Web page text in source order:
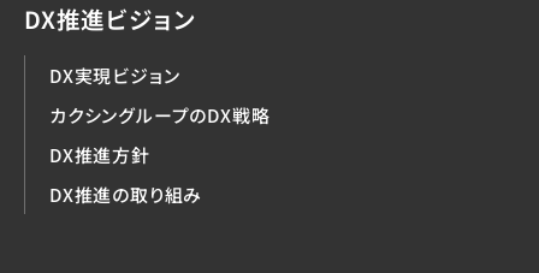
DX推進ビジョン
DX実現ビジョン
カクシングループのDX戦略
DX推進方針
DX推進の取り組み